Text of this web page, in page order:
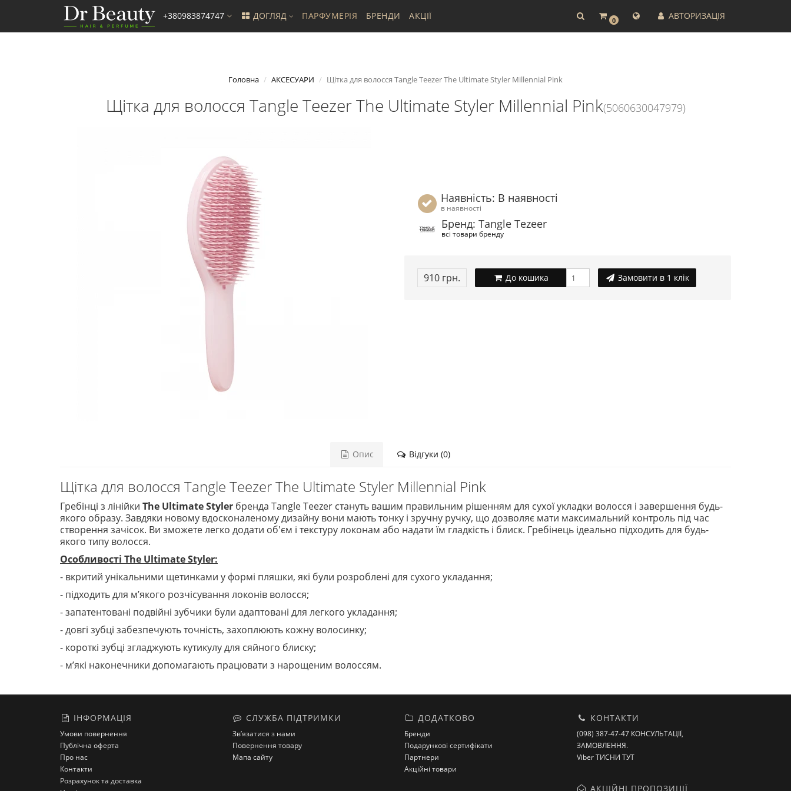
0 АВТОРИЗАЦІЯ
+380983874747 ДОГЛЯД ПАРФУМЕРІЯ БРЕНДИ АКЦІЇ
Головна АКСЕСУАРИ Щітка для волосся Tangle Teezer The Ultimate Styler Millennial Pink
Щітка для волосся Tangle Teezer The Ultimate Styler Millennial Pink(5060630047979)
Наявність: В наявності
в наявності
Бренд: Tangle Tezeer
всі товари бренду
910 грн. До кошика Замовити в 1 клік
Опис Відгуки (0)
Щітка для волосся Tangle Teezer The Ultimate Styler Millennial Pink
Гребінці з лінійки The Ultimate Styler бренда Tangle Teezer стануть вашим правильним рішенням для сухої укладки волосся і завершення будь-
якого образу. Завдяки новому вдосконаленому дизайну вони мають тонку і зручну ручку, що дозволяє мати максимальний контроль під час
створення зачісок. Ви зможете легко додати об'єм і текстуру локонам або надати їм гладкість і блиск. Гребінець ідеально підходить для будь-
якого типу волосся.
Особливості The Ultimate Styler:
- вкритий унікальними щетинками у формі пляшки, які були розроблені для сухого укладання;
- підходить для м’якого розчісування локонів волосся;
- запатентовані подвійні зубчики були адаптовані для легкого укладання;
- довгі зубці забезпечують точність, захоплюють кожну волосинку;
- короткі зубці згладжують кутикулу для сяйного блиску;
- м’які наконечники допомагають працювати з нарощеним волоссям.
ІНФОРМАЦІЯ
Умови повернення
Публічна оферта
Про нас
Контакти
Розрахунок та доставка
СЛУЖБА ПІДТРИМКИ
Зв’язатися з нами
Повернення товару
Мапа сайту
ДОДАТКОВО
Бренди
Подарункові сертифікати
Партнери
Акційні товари
КОНТАКТИ
(098) 387-47-47 КОНСУЛЬТАЦІЇ,
ЗАМОВЛЕННЯ.
Viber ТИСНИ ТУТ
АКЦІЙНІ ПРОПОЗИЦІЇ